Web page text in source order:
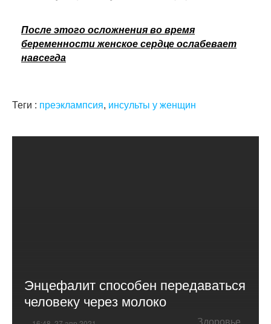
После этого осложнения во время
беременности женское сердце ослабевает
навсегда
Теги : преэклампсия, инсульты у женщин
Энцефалит способен передаваться
человеку через молоко
Здоровье